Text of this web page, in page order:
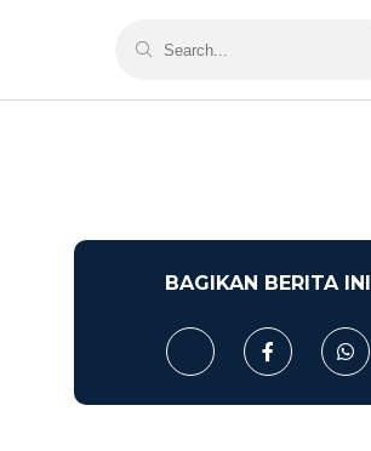
BAGIKAN BERITA INI